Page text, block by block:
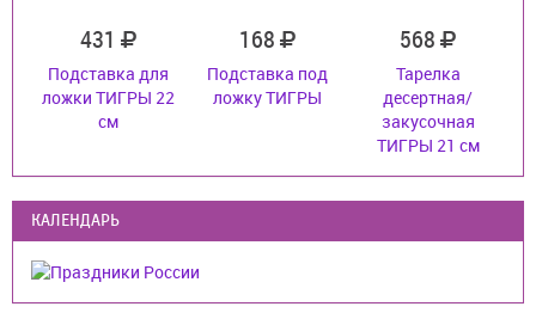
431
Подставка для
ложки ТИГРЫ 22
см
168
Подставка под
ложку ТИГРЫ
568
Тарелка
десертная/
закусочная
ТИГРЫ 21 см
КАЛЕНДАРЬ